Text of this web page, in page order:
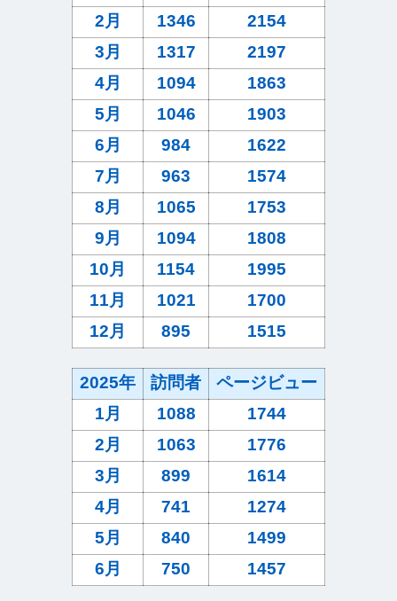
2月
1346
2154
3月
1317
2197
4月
1094
1863
5月
1046
1903
6月
984
1622
7月
963
1574
8月
1065
1753
9月
1094
1808
10月
1154
1995
11月
1021
1700
12月
895 1515
2025年 訪問者
ページビュー
1月
1088
1744
2月
1063
1776
3月
899
1614
4月
741
1274
5月
840
1499
6月
750 1457